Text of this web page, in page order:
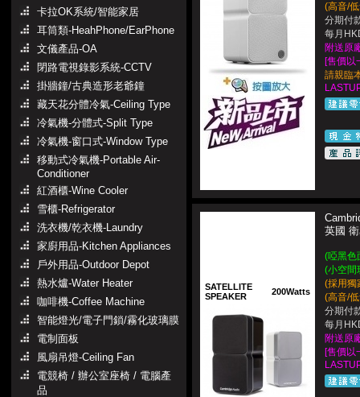
卡拉OK系統/智能家居
耳筒類-HeahPhone/EarPhone
文儀產品-OA
閉路電視錄影系統-CCTV
掛牆鐘/古典造形老爺鐘
藏天花分體冷氣-Ceiling Type
冷氣機-分體式-Split Type
冷氣機-窗口式-Window Type
移動式冷氣機-Portable Air-
Conditioner
紅酒櫃-Wine Cooler
雪櫃-Refrigerator
洗衣機/乾衣機-Laundry
家廚用品-Kitchen Appliances
戶外用品-Outdoor Depot
熱水爐-Water Heater
咖啡機-Coffee Machine
智能燈光/電子門鎖/霧化玻璃膜
電制面板
風扇吊燈-Ceiling Fan
電競椅 / 辦公室座椅 / 電腦產
品
(高音/
分期付
每月
附送原
[售價以
請親臨
SATELLITE
SPEAKER
200Watts
英國
(啞黑色
(小空間
(採用獨
(高音/
分期付
每月
附送原
[售價以